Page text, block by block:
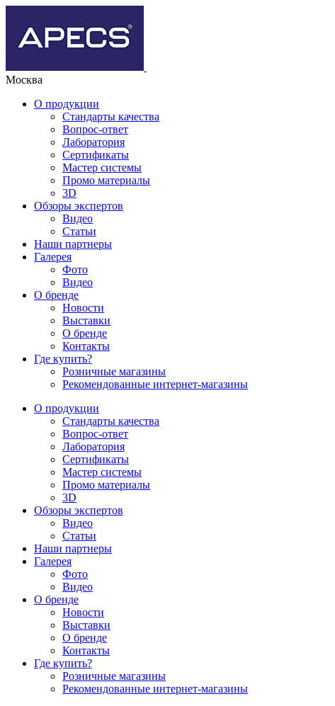
Москва
О продукции
Стандарты качества
Вопрос-ответ
Лаборатория
Сертификаты
Мастер системы
Промо материалы
3D
Обзоры экспертов
Видео
Статьи
Наши партнеры
Галерея
Фото
Видео
О бренде
Новости
Выставки
О бренде
Контакты
Где купить?
Розничные магазины
Рекомендованные интернет-магазины
О продукции
Стандарты качества
Вопрос-ответ
Лаборатория
Сертификаты
Мастер системы
Промо материалы
3D
Обзоры экспертов
Видео
Статьи
Наши партнеры
Галерея
Фото
Видео
О бренде
Новости
Выставки
О бренде
Контакты
Где купить?
Розничные магазины
Рекомендованные интернет-магазины